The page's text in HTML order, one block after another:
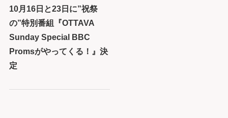
10月16日と23日に”祝祭
の”特別番組『OTTAVA
Sunday Special BBC
Promsがやってくる！』決
定